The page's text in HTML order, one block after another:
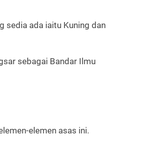
sedia ada iaitu Kuning dan
sebagai Bandar Ilmu
elemen asas ini.